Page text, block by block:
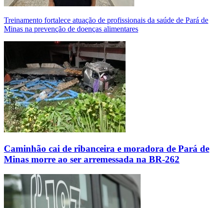
Treinamento fortalece atuação de profissionais da saúde de Pará de
Minas na prevenção de doenças alimentares
Caminhão cai de ribanceira e moradora de Pará de
Minas morre ao ser arremessada na BR-262